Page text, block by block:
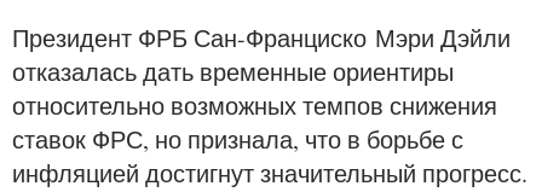
Президент ФРБ Сан-Франциско Мэри Дэйли
отказалась дать временные ориентиры
относительно возможных темпов снижения
ставок ФРС, но признала, что в борьбе с
инфляцией достигнут значительный прогресс.